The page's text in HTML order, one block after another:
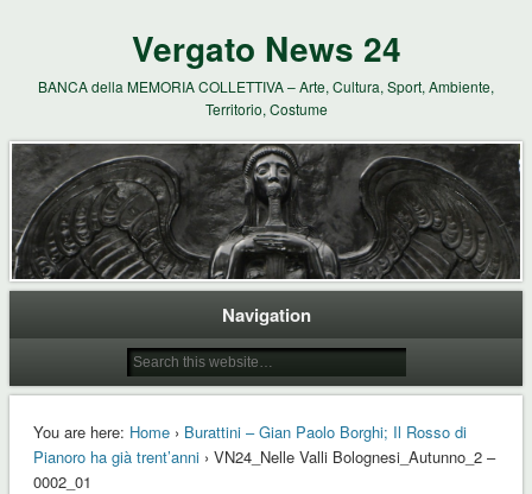
Vergato News 24
BANCA della MEMORIA COLLETTIVA – Arte, Cultura, Sport, Ambiente,
Territorio, Costume
Navigation
You are here: Home› Burattini – Gian Paolo Borghi; Il Rosso di
Pianoro ha già trent’anni› VN24_Nelle Valli Bolognesi_Autunno_2 –
0002_01